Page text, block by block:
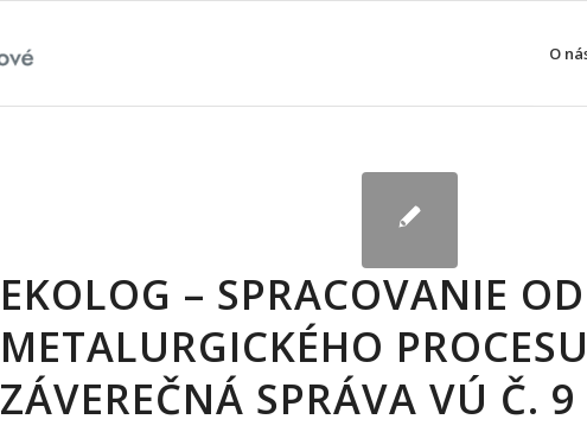
O
EKOLOG – SPRACOVANIE
METALURGICKÉHO
ZÁVEREČNÁ SPRÁVA VÚ Č. 9